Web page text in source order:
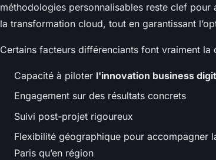
méthodologies personnalisables reste clef
la transformation cloud, tout en garantissant
Certains facteurs différenciants font vraiment la
Capacité à piloter l'innovation business
Engagement sur des résultats concrets
Suivi post-projet rigoureux
Flexibilité géographique pour accompagner
Paris qu’en région